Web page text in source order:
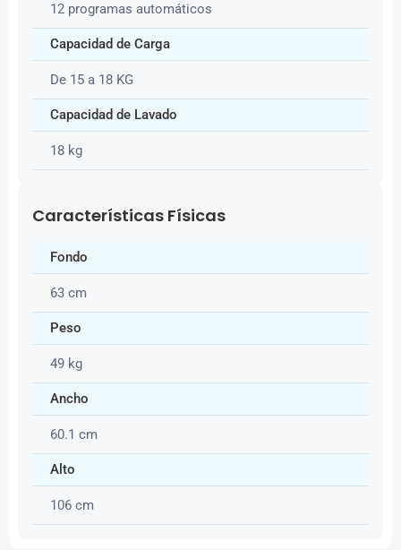
12 programas automáticos
Capacidad de Carga
De 15 a 18 KG
Capacidad de Lavado
18 kg
Características Físicas
Fondo
63 cm
Peso
49 kg
Ancho
60.1 cm
Alto
106 cm